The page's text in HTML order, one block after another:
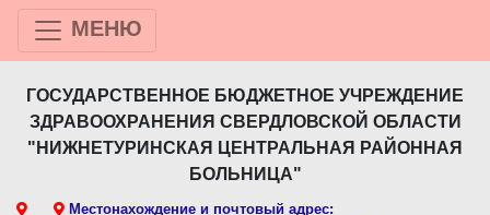
МЕНЮ
ГОСУДАРСТВЕННОЕ БЮДЖЕТНОЕ УЧРЕЖДЕНИЕ
ЗДРАВООХРАНЕНИЯ СВЕРДЛОВСКОЙ ОБЛАСТИ
"НИЖНЕТУРИНСКАЯ ЦЕНТРАЛЬНАЯ РАЙОННАЯ
БОЛЬНИЦА"
Местонахождение и почтовый адрес: